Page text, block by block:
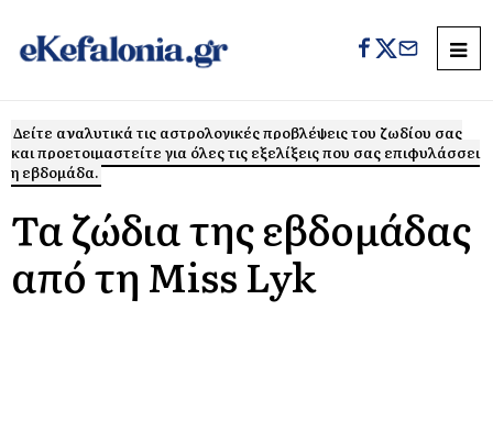
Δείτε αναλυτικά τις αστρολογικές προβλέψεις του ζωδίου σας
και προετοιμαστείτε για όλες τις εξελίξεις που σας επιφυλάσσει
η εβδομάδα.
Τα ζώδια της εβδομάδας
από τη Miss Lyk